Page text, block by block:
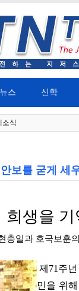
스 신학
소식
보를 굳게 세
희생을
충일과 호국보훈
제 71 주
민을 위